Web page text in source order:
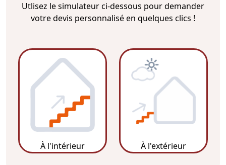
Utlisez le simulateur ci-dessous pour demander
votre devis personnalisé en quelques clics !
À l'intérieur À l'extérieur